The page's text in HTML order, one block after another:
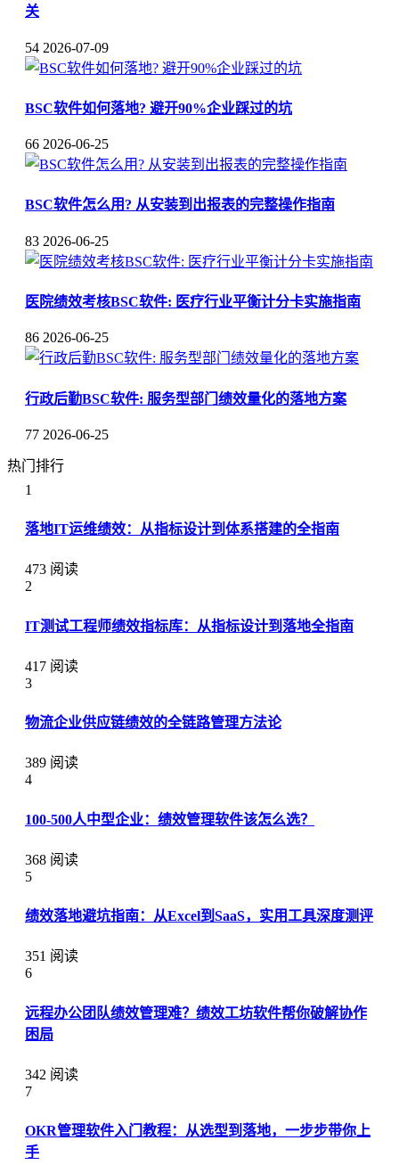
关
54 2026-07-09
BSC软件如何落地? 避开90%企业踩过的坑
66 2026-06-25
BSC软件怎么用? 从安装到出报表的完整操作指南
83 2026-06-25
医院绩效考核BSC软件: 医疗行业平衡计分卡实施指南
86 2026-06-25
行政后勤BSC软件: 服务型部门绩效量化的落地方案
77 2026-06-25
热门排行
1
落地IT运维绩效：从指标设计到体系搭建的全指南
473 阅读
2
IT测试工程师绩效指标库：从指标设计到落地全指南
417 阅读
3
物流企业供应链绩效的全链路管理方法论
389 阅读
4
100-500人中型企业：绩效管理软件该怎么选？
368 阅读
5
绩效落地避坑指南：从Excel到SaaS，实用工具深度测评
351 阅读
6
远程办公团队绩效管理难？绩效工坊软件帮你破解协作
困局
342 阅读
7
OKR管理软件入门教程：从选型到落地，一步步带你上
手